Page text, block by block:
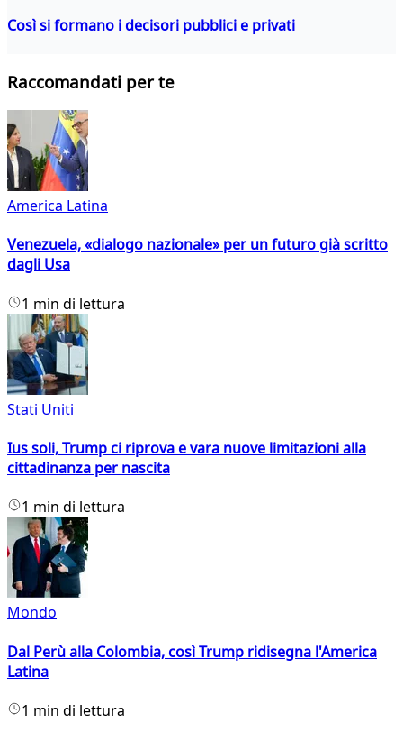
Così si formano i decisori pubblici e privati
Raccomandati per te
America Latina
Venezuela, «dialogo nazionale» per un futuro già scritto
dagli Usa
1 min di lettura
Stati Uniti
Ius soli, Trump ci riprova e vara nuove limitazioni alla
cittadinanza per nascita
1 min di lettura
Mondo
Dal Perù alla Colombia, così Trump ridisegna l'America
Latina
1 min di lettura